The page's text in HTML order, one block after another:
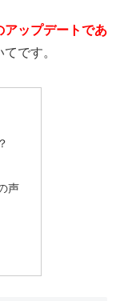
アップデートであ
です。
声